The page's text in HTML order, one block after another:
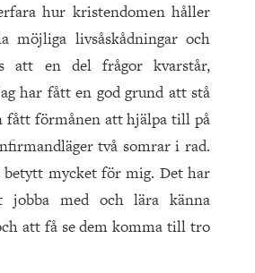
hur kristendomen håller
möjliga livsåskådningar och
att en del frågor kvarstår,
har fått en god grund att stå
fått förmånen att hjälpa till på
två somrar i rad.
betytt mycket för mig. Det har
med och lära känna
att få se dem komma till tro